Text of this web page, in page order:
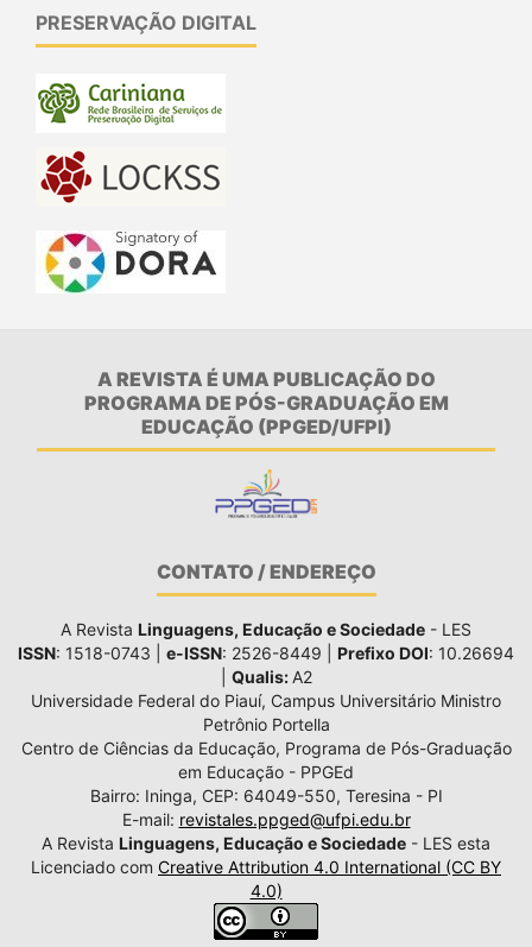
PRESERVAÇÃO DIGITAL
A REVISTA É UMA PUBLICAÇÃO DO
PROGRAMA DE PÓS-GRADUAÇÃO EM
EDUCAÇÃO (PPGED/UFPI)
CONTATO / ENDEREÇO
A Revista Linguagens, Educação e Sociedade - LES
ISSN: 1518-0743 | e-ISSN: 2526-8449 | Prefixo DOI: 10.26694
Qualis: A2
Universidade Federal do Piauí, Campus Universitário Ministro
Petrônio Portella
Centro de Ciências da Educação, Programa de Pós-Graduação
em Educação - PPGEd
Bairro: Ininga, CEP: 64049-550, Teresina - PI
E-mail: revistales.ppged@ufpi.edu.br
A Revista Linguagens, Educação e Sociedade - LES esta
Licenciado com Creative Attribution 4.0 International (CC BY
4.0)